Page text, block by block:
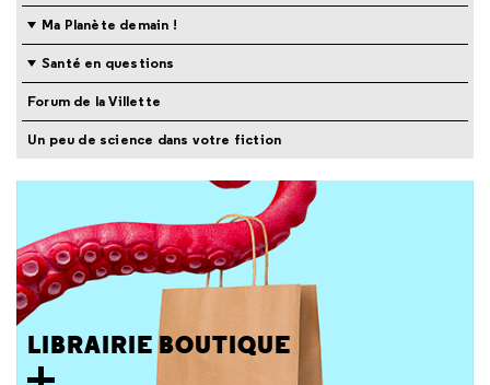
Ma Planète demain !
Santé en questions
Forum de la Villette
Un peu de science dans votre fiction
LIBRAIRIE BOUTIQUE